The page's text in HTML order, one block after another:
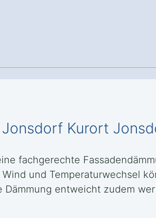
Kurort
fachgerechte
und Temperaturwechsel
entweicht zudem